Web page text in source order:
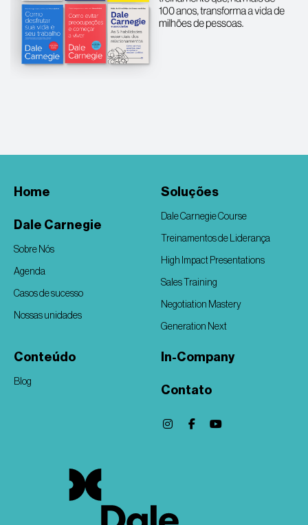
Home
Dale Carnegie
Sobre Nós
Agenda
Casos de sucesso
Nossas unidades
Soluções
Dale Carnegie Course
Treinamentos de Liderança
High Impact Presentations
Sales Training
Negotiation Mastery
Generation Next
Conteúdo
Blog
In-Company
Contato